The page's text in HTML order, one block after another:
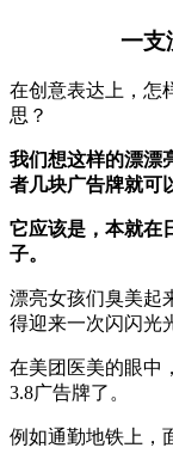
一支
在创意表达上，怎
思？
我们想这样的漂漂
者几块广告牌就可
它应该是，本就
子。
漂亮女孩们臭美起
得迎来一次闪闪光
在美团医美的眼中
3.8广告牌了。
例如通勤地铁上